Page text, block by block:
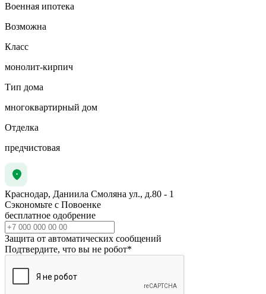
Военная ипотека
Возможна
Класс
монолит-кирпич
Тип дома
многоквартирный дом
Отделка
предчистовая
Краснодар, Даниила Смоляна ул., д.80 - 1
Сэкономьте с Повоенке
бесплатное одобрение
Защита от автоматических сообщений
Подтвердите, что вы не робот*